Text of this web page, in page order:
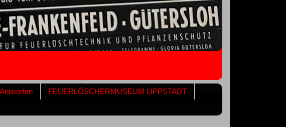
FEUERLÖSCHERMUSEUM LIPPSTADT